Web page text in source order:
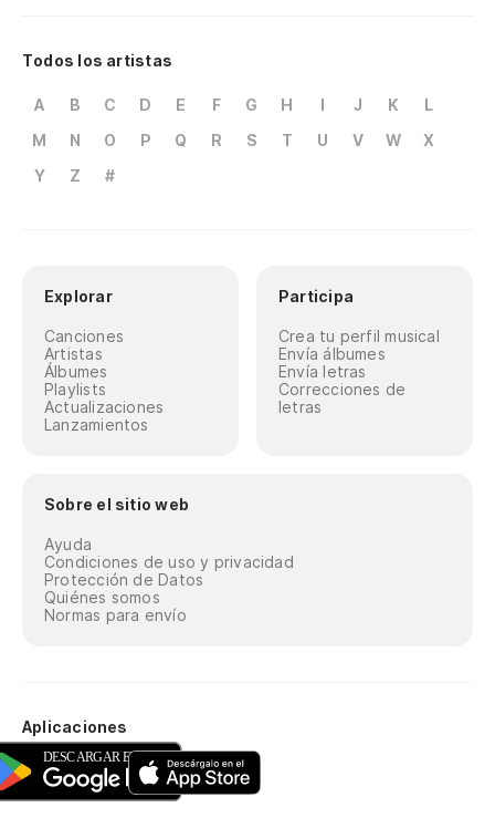
Todos los artistas
A B C D E F G H I J K
L
M
N O P Q R S T U V W
X
Y
Z #
Explorar
Canciones
Artistas
Álbumes
Playlists
Actualizaciones
Lanzamientos
Participa
Crea tu perfil musical
Envía álbumes
Envía letras
Correcciones de
letras
Sobre el sitio web
Ayuda
Condiciones de uso y privacidad
Protección de Datos
Quiénes somos
Normas para envío
Aplicaciones